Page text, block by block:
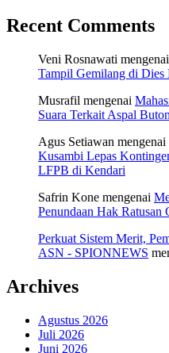
Recent Comments
Veni Rosnawati mengenai
Tampil Gemilang di
Musrafil mengenai
Suara Terkait Aspal Buton
Agus Setiawan mengenai
Kusambi Lepas
LFPB di Kendari
Safrin Kone mengenai
Penundaan Hak
Perkuat Sistem Merit,
ASN - SPIONNEWS
Archives
Agustus 2026
Juli 2026
Juni 2026